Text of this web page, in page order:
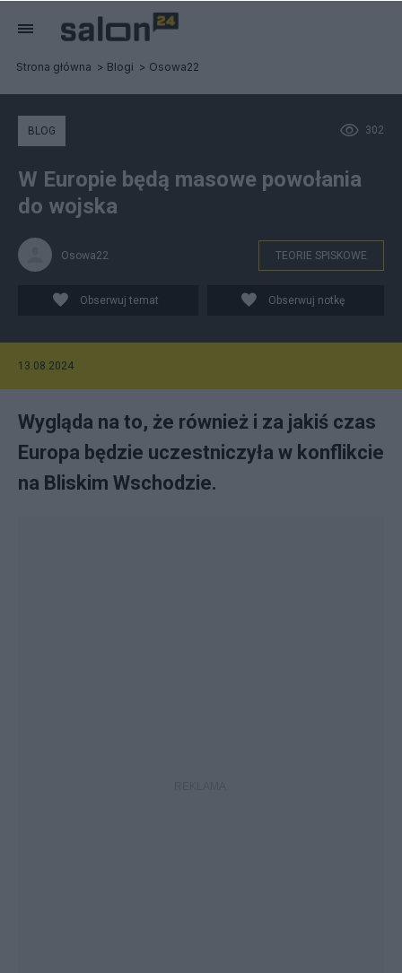
Strona główna Blogi Osowa22
302
BLOG
W Europie będą masowe powołania
do wojska
Osowa22 TEORIE SPISKOWE
Obserwuj temat Obserwuj notkę
13.08.2024
Wygląda na to, że również i za jakiś czas
Europa będzie uczestniczyła w konflikcie
na Bliskim Wschodzie.